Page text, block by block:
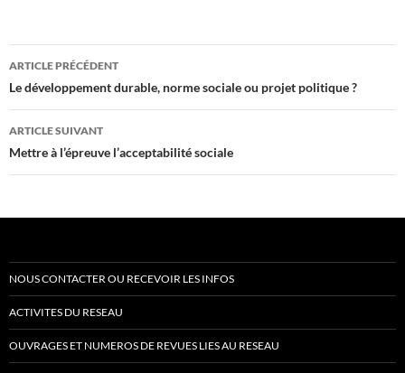
Navigation
des
articles
ARTICLE PRÉCÉDENT
Le développement durable, norme sociale ou projet politique ?
ARTICLE SUIVANT
Mettre à l’épreuve l’acceptabilité sociale
NOUS CONTACTER OU RECEVOIR LES INFOS
ACTIVITES DU RESEAU
OUVRAGES ET NUMEROS DE REVUES LIES AU RESEAU